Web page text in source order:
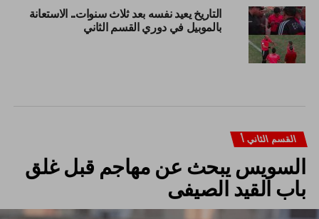
التاريخ يعيد نفسه بعد ثلاث سنوات.. الاستعانة
بالموبيل في دوري القسم الثاني
القسم الثاني أ
السويس يبحث عن مهاجم قبل غلق
باب القيد الصيفى